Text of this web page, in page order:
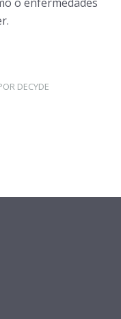
DECYDE